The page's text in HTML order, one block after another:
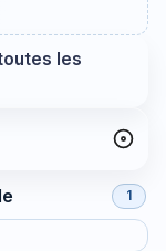
les
1